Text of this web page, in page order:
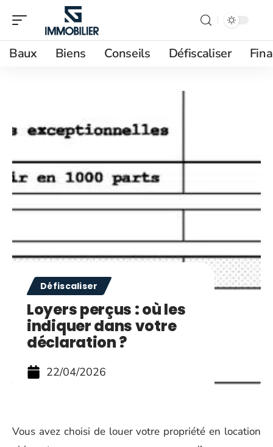
Baux Biens Conseils Défiscaliser
Défiscaliser
Loyers perçus : où les
indiquer dans votre
déclaration ?
22/04/2026
Vous avez choisi de louer votre propriété en location